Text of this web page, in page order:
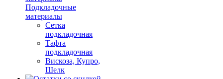
Подкладочные
материалы
Сетка
подкладочная
Тафта
подкладочная
Вискоза, Купро,
Шелк